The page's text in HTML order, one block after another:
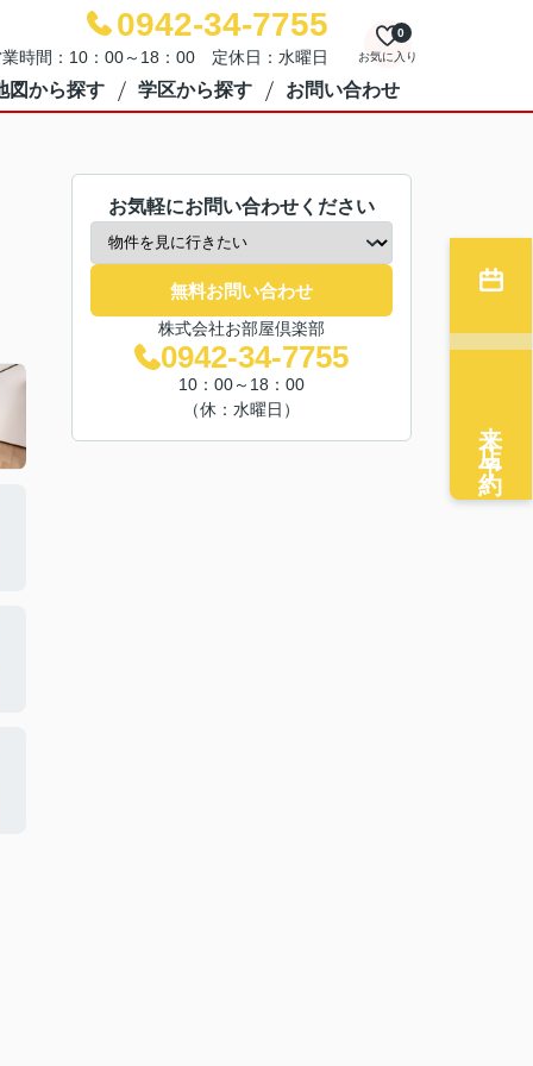
0942-34-7755
時間：10：00～18：00 定休日：水曜日 お気に入り
0
図から探す 学区から探す お問い合わせ
お気軽にお問い合わせください
無料お問い合わせ
株式会社お部屋倶楽部
0942-34-7755
10：00～18：00
（休：水曜日）
来店予約